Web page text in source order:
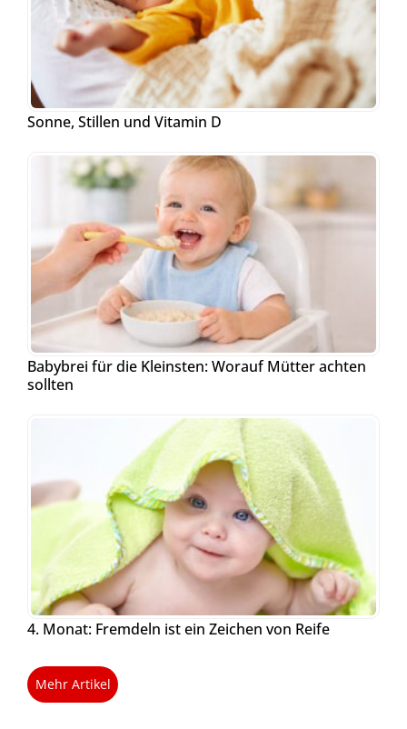
Sonne, Stillen und Vitamin D
Babybrei für die Kleinsten: Worauf Mütter achten
sollten
4. Monat: Fremdeln ist ein Zeichen von Reife
Mehr Artikel